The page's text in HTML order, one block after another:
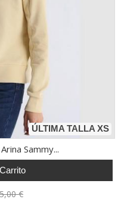
ÚLTIMA TALLA XS
Sammy...
€